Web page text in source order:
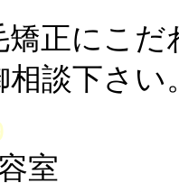
矯正にこ
相談下さい
室